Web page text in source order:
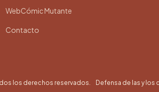
WebCómic Mutante
Contacto
los derechos reservados. Defensa de las y los